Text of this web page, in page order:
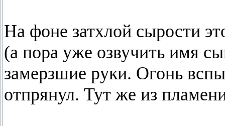
На фоне затхлой сырости
(а пора уже озвучить имя
замерзшие руки. Огонь
отпрянул. Тут же из